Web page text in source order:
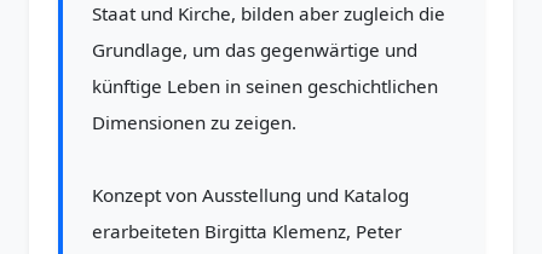
Staat und Kirche, bilden aber zugleich die
Grundlage, um das gegenwärtige und
künftige Leben in seinen geschichtlichen
Dimensionen zu zeigen.
Konzept von Ausstellung und Katalog
erarbeiteten Birgitta Klemenz, Peter